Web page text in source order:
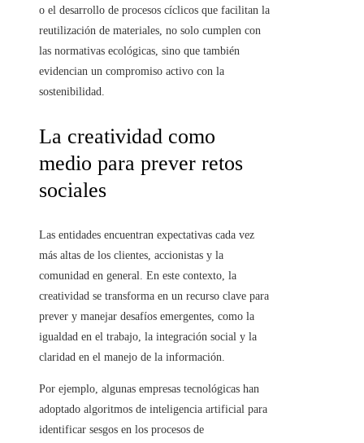
o el desarrollo de procesos cíclicos que facilitan la
reutilización de materiales, no solo cumplen con
las normativas ecológicas, sino que también
evidencian un compromiso activo con la
sostenibilidad.
La creatividad como
medio para prever retos
sociales
Las entidades encuentran expectativas cada vez
más altas de los clientes, accionistas y la
comunidad en general. En este contexto, la
creatividad se transforma en un recurso clave para
prever y manejar desafíos emergentes, como la
igualdad en el trabajo, la integración social y la
claridad en el manejo de la información.
Por ejemplo, algunas empresas tecnológicas han
adoptado algoritmos de inteligencia artificial para
identificar sesgos en los procesos de